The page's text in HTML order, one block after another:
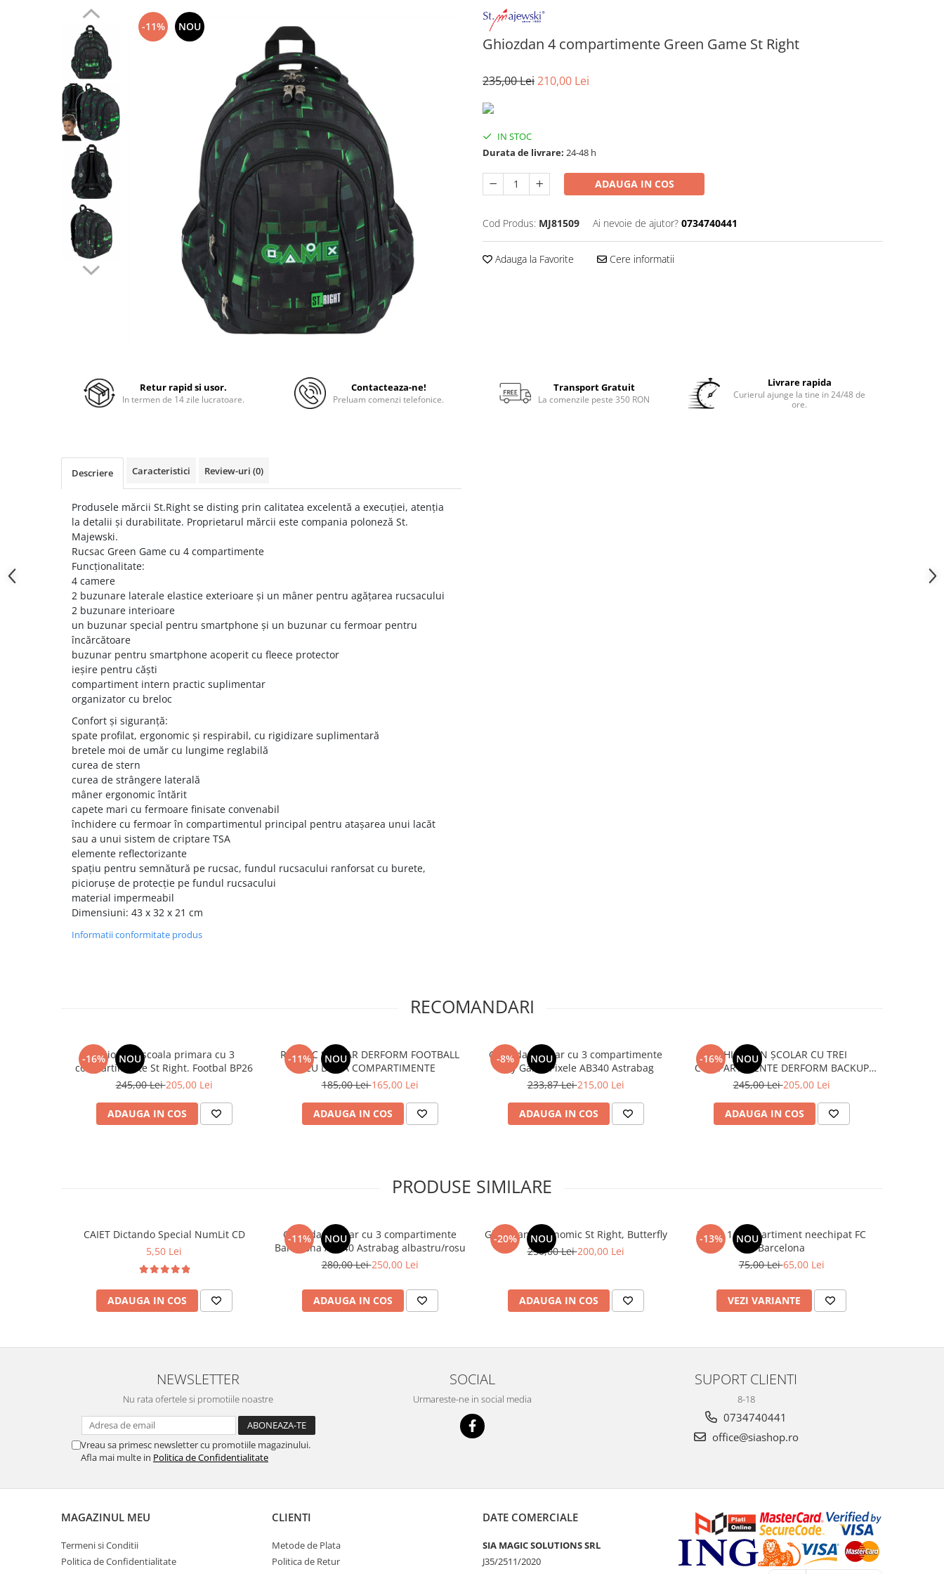
Ghiozdan 4 compartimente Green Game St Right
-11% NOU
235,00 Lei210,00 Lei
IN STOC
Durata de livrare: 24-48 h
ADAUGA IN COS
Cod Produs: MJ81509 Ai nevoie de ajutor? 0734740441
Adauga la Favorite Cere informatii
Retur rapid si usor.
In termen de 14 zile lucratoare.
Contacteaza-ne!
Preluam comenzi telefonice.
Transport Gratuit
La comenzile peste 350 RON
Livrare rapida
Curierul ajunge la tine in 24/48 de
ore.
Descriere Caracteristici Review-uri (0)
Produsele mărcii St.Right se disting prin calitatea excelentă a execuției, atenția
la detalii și durabilitate. Proprietarul mărcii este compania poloneză St.
Majewski.
Rucsac Green Game cu 4 compartimente
Funcționalitate:
4 camere
2 buzunare laterale elastice exterioare și un mâner pentru agățarea rucsacului
2 buzunare interioare
un buzunar special pentru smartphone și un buzunar cu fermoar pentru
încărcătoare
buzunar pentru smartphone acoperit cu fleece protector
ieșire pentru căști
compartiment intern practic suplimentar
organizator cu breloc
Confort și siguranță:
spate profilat, ergonomic și respirabil, cu rigidizare suplimentară
bretele moi de umăr cu lungime reglabilă
curea de stern
curea de strângere laterală
mâner ergonomic întărit
capete mari cu fermoare finisate convenabil
închidere cu fermoar în compartimentul principal pentru atașarea unui lacăt
sau a unui sistem de criptare TSA
elemente reflectorizante
spațiu pentru semnătură pe rucsac, fundul rucsacului ranforsat cu burete,
piciorușe de protecție pe fundul rucsacului
material impermeabil
Dimensiuni: 43 x 32 x 21 cm
Informatii conformitate produs
RECOMANDARI
-16% NOU
Ghiozdan scoala primara cu 3
compartimente St Right. Footbal BP26
245,00 Lei205,00 Lei
ADAUGA IN COS
-11% NOU
RUCSAC ȘCOLAR DERFORM FOOTBALL
CU DOUĂ COMPARTIMENTE
185,00 Lei165,00 Lei
ADAUGA IN COS
-8% NOU
Ghiozdan școlar cu 3 compartimente
Play Game Pixele AB340 Astrabag
233,87 Lei215,00 Lei
ADAUGA IN COS
-16% NOU
GHIOZDAN ȘCOLAR CU TREI
COMPARTIMENTE DERFORM BACKUP
MODEL X LEGEND DRAGON
245,00 Lei205,00 Lei
ADAUGA IN COS
PRODUSE SIMILARE
CAIET Dictando Special NumLit CD
5,50 Lei
ADAUGA IN COS
-11% NOU
Ghiozdan școlar cu 3 compartimente
Barcelona AB340 Astrabag albastru/rosu
280,00 Lei250,00 Lei
ADAUGA IN COS
-20% NOU
Ghiozdan ergonomic St Right, Butterfly
250,00 Lei200,00 Lei
ADAUGA IN COS
-13% NOU
Penar 1 compartiment neechipat FC
Barcelona
75,00 Lei65,00 Lei
VEZI VARIANTE
NEWSLETTER
Nu rata ofertele si promotiile noastre
Vreau sa primesc newsletter cu promotiile magazinului.
Afla mai multe in Politica de Confidentialitate
SOCIAL
Urmareste-ne in social media
SUPORT CLIENTI
8-18
0734740441
office@siashop.ro
MAGAZINUL MEU
Termeni si Conditii
Politica de Confidentialitate
CLIENTI
Metode de Plata
Politica de Retur
DATE COMERCIALE
SIA MAGIC SOLUTIONS SRL
J35/2511/2020